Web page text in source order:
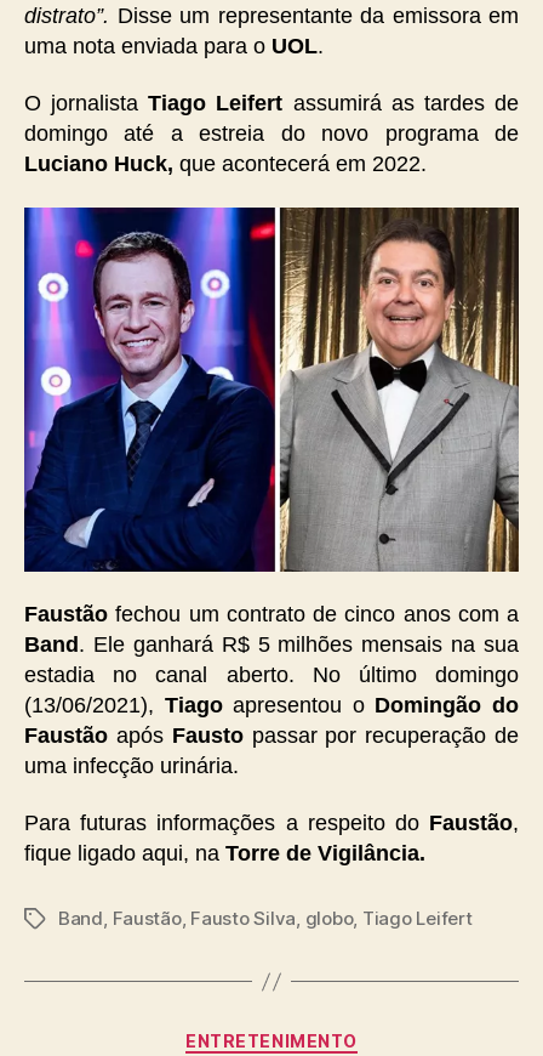
distrato”. Disse um representante da emissora em
uma nota enviada para o UOL.
O jornalistaTiago Leifert assumirá as tardes de
domingo até a estreia do novo programa de
Luciano Huck, que acontecerá em 2022.
Faustão fechou um contrato de cinco anos com a
Band. Ele ganhará R$ 5 milhões mensais na sua
estadia no canal aberto. No último domingo
(13/06/2021), Tiagoapresentou o Domingão do
Faustão após Faustopassar por recuperação de
uma infecção urinária.
Para futuras informações a respeito do Faustão,
fique ligado aqui, na Torre de Vigilância.
TagsBand, Faustão, Fausto Silva, globo, Tiago Leifert
Categorias
ENTRETENIMENTO